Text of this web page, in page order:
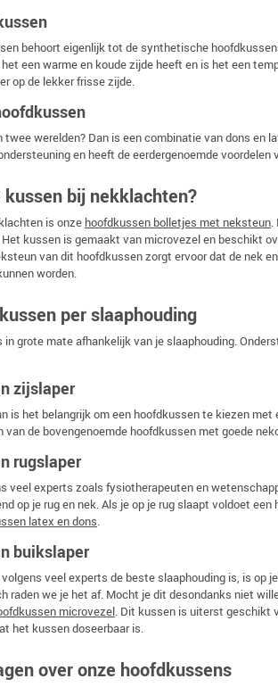
behoort eigenlijk tot de synthetische
een warme en koude zijde heeft en is het een
op de lekker frisse zijde.
twee werelden? Dan is een combinatie van dons en
en heeft de eerdergenoemde
bij nekklachten?
is onze hoofdkussen bolletjes met neksteun.
kussen is gemaakt van microvezel en beschikt
van dit hoofdkussen zorgt ervoor dat de nek
worden.
per slaaphouding
grote mate afhankelijk van je slaaphouding.
zijslaper
is het belangrijk om een hoofdkussen te kiezen
van de bovengenoemde hoofdkussen met goede
rugslaper
veel experts zoals fysiotherapeuten en
op je rug en nek. Als je op je rug slaapt voldoet
latex en dons.
buikslaper
veel experts de beste slaaphouding is, is op
raden we je het af. Mocht je dit desondanks niet
microvezel. Dit kussen is uiterst geschikt
het kussen doseerbaar is.
over onze hoofdkussens